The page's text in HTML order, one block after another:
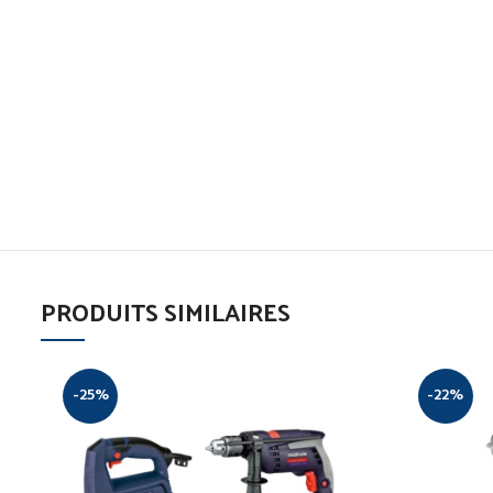
PRODUITS SIMILAIRES
-25% -22%